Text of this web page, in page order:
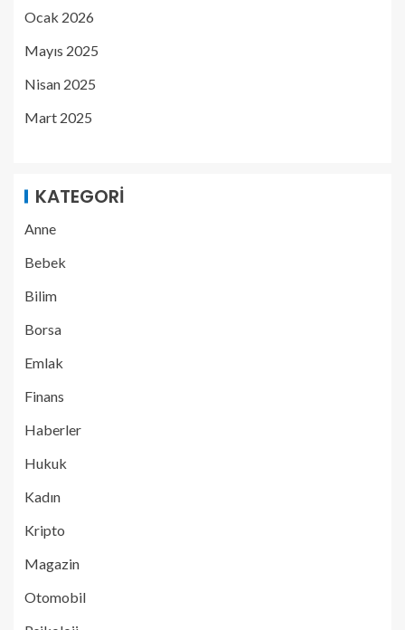
Ocak 2026
Mayıs 2025
Nisan 2025
Mart 2025
KATEGORI
Anne
Bebek
Bilim
Borsa
Emlak
Finans
Haberler
Hukuk
Kadın
Kripto
Magazin
Otomobil